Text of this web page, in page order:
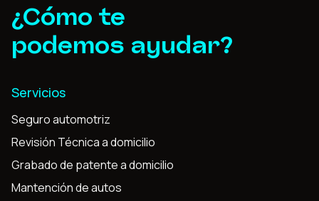
¿Cómo te
podemos ayudar?
Servicios
Seguro automotriz
Revisión Técnica a domicilio
Grabado de patente a domicilio
Mantención de autos